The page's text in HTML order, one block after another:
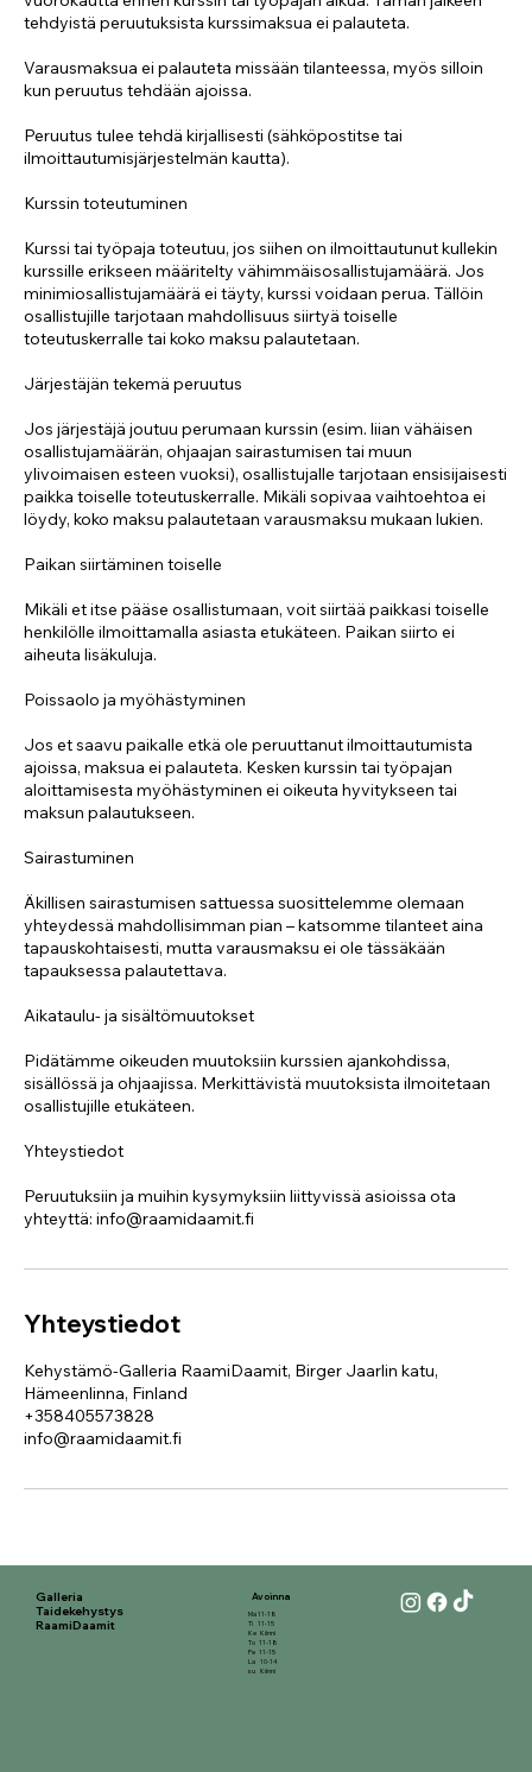
tehdyistä peruutuksista kurssimaksua ei palauteta.
Varausmaksua ei palauteta missään tilanteessa, myös silloin
kun peruutus tehdään ajoissa.
Peruutus tulee tehdä kirjallisesti (sähköpostitse tai
ilmoittautumisjärjestelmän kautta).
Kurssin toteutuminen
Kurssi tai työpaja toteutuu, jos siihen on ilmoittautunut kullekin
kurssille erikseen määritelty vähimmäisosallistujamäärä. Jos
minimiosallistujamäärä ei täyty, kurssi voidaan perua. Tällöin
osallistujille tarjotaan mahdollisuus siirtyä toiselle
toteutuskerralle tai koko maksu palautetaan.
Järjestäjän tekemä peruutus
Jos järjestäjä joutuu perumaan kurssin (esim. liian vähäisen
osallistujamäärän, ohjaajan sairastumisen tai muun
ylivoimaisen esteen vuoksi), osallistujalle tarjotaan ensisijaisesti
paikka toiselle toteutuskerralle. Mikäli sopivaa vaihtoehtoa ei
löydy, koko maksu palautetaan varausmaksu mukaan lukien.
Paikan siirtäminen toiselle
Mikäli et itse pääse osallistumaan, voit siirtää paikkasi toiselle
henkilölle ilmoittamalla asiasta etukäteen. Paikan siirto ei
aiheuta lisäkuluja.
Poissaolo ja myöhästyminen
Jos et saavu paikalle etkä ole peruuttanut ilmoittautumista
ajoissa, maksua ei palauteta. Kesken kurssin tai työpajan
aloittamisesta myöhästyminen ei oikeuta hyvitykseen tai
maksun palautukseen.
Sairastuminen
Äkillisen sairastumisen sattuessa suosittelemme olemaan
yhteydessä mahdollisimman pian – katsomme tilanteet aina
tapauskohtaisesti, mutta varausmaksu ei ole tässäkään
tapauksessa palautettava.
Aikataulu- ja sisältömuutokset
Pidätämme oikeuden muutoksiin kurssien ajankohdissa,
sisällössä ja ohjaajissa. Merkittävistä muutoksista ilmoitetaan
osallistujille etukäteen.
Yhteystiedot
Peruutuksiin ja muihin kysymyksiin liittyvissä asioissa ota
yhteyttä: info@raamidaamit.fi
Yhteystiedot
Kehystämö-Galleria RaamiDaamit, Birger Jaarlin katu,
Hämeenlinna, Finland
+358405573828
info@raamidaamit.fi
Galleria
Taidekehystys
RaamiDaamit
Ma 11-18
Ti 11-15
Ke Kiinni
To 11-18
Pe 11-15
La 10-14
su Kiinni
Avoinna